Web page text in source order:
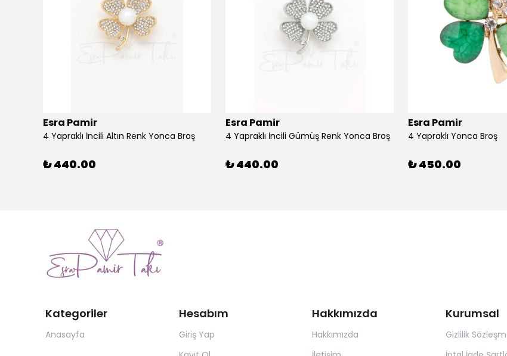
Esra Pamir
4 Yapraklı İncili Altın Renk Yonca Broş
₺ 440.00
Esra Pamir
4 Yapraklı İncili Gümüş Renk Yonca Broş
₺ 440.00
Esra Pamir
4 Yapraklı Yonca Broş
₺ 450.00
Kategoriler
Anasayfa
Hesabım
Giriş Yap
Hakkımızda
Hakkımızda
Kurumsal
Gizlilik